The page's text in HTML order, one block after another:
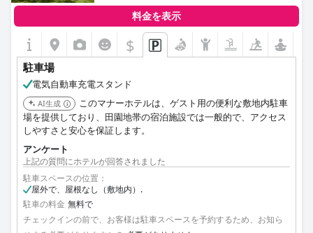
料金を表示
$
駐車場
電気自動車充電スタンド
AI生成
このマナーホテルは、ゲスト用の便利な敷地内駐車
場を提供しており、田園地帯の宿泊施設では一般的で、アクセス
しやすさと安心を保証します。
アンケート
上記の質問にホテルが回答されました
駐車スペースの位置：
屋外で、屋根なし（敷地内）.
駐車の料金 無料で
チェックインの前で、お客様は駐車スペースを予約するため、お知ら